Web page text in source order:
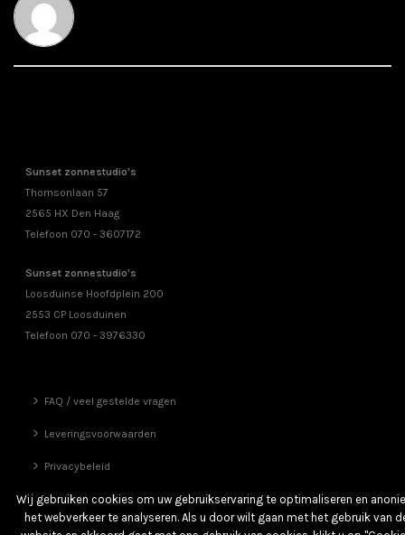
Sunset zonnestudio's
Thomsonlaan 57
2565 HX Den Haag
Telefoon 070 - 3607172
Sunset zonnestudio's
Loosduinse Hoofdplein 200
2553 CP Loosduinen
Telefoon 070 - 3976330
FAQ / veel gestelde vragen
Leveringsvoorwaarden
Privacybeleid
Vrienden
Wij gebruiken cookies om uw gebruikservaring te optimaliseren en
het webverkeer te analyseren. Als u door wilt gaan met het gebruik van